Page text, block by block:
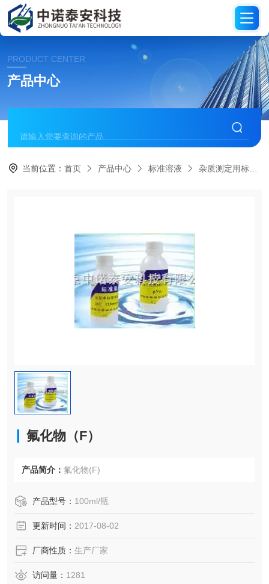
PRODUCT CENTER
产品中心
当前位置：首页 产品中心 标准溶液 杂质测定用标准溶液
氟化物（F）
产品简介： 氟化物(F)
产品型号： 100ml/瓶
更新时间： 2017-08-02
厂商性质： 生产厂家
访问量： 1281